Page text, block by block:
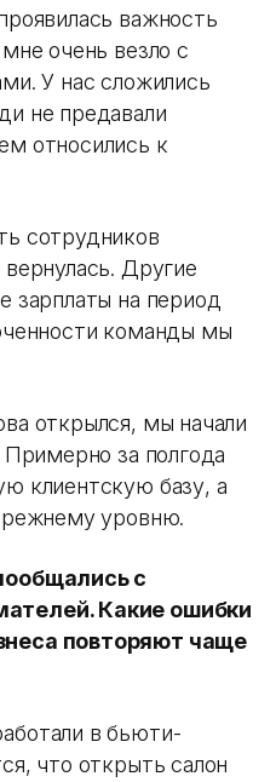
важность
очень везло с
У нас сложились
не предавали
относились к
сотрудников
Другие
зарплаты на период
команды мы
открылся, мы начали
Примерно за полгода
клиентскую базу, а
уровню.
с
Какие ошибки
повторяют чаще
в бьюти-
что открыть салон